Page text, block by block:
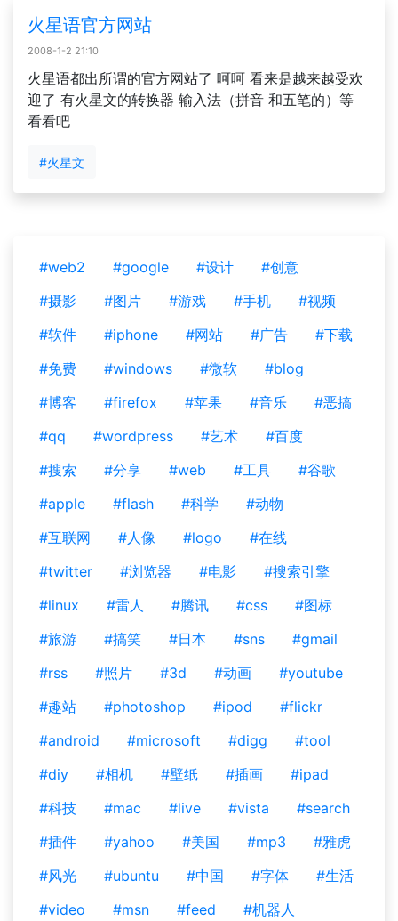
火星语官方网站
2008-1-2 21:10
火星语都出所谓的官方网站了 呵呵 看来是越来越受欢
迎了 有火星文的转换器 输入法（拼音 和五笔的）等
看看吧
#火星文
#web2 #google #设计
#创意
#摄影
#图片 #游戏 #手机
#视频
#软件
#iphone #网站 #广告
#下载
#免费
#windows #微软
#blog
#博客
#firefox #苹果 #音乐
#恶搞
#qq
#wordpress #艺术
#百度
#搜索
#分享 #web #工具
#谷歌
#apple
#flash #科学
#动物
#互联网
#人像 #logo
#在线
#twitter
#浏览器 #电影
#搜索引擎
#linux
#雷人 #腾讯 #css
#图标
#旅游
#搞笑 #日本 #sns
#gmail
#rss
#照片 #3d #动画
#youtube
#趣站
#photoshop #ipod
#flickr
#android
#microsoft #digg
#tool
#diy
#相机 #壁纸 #插画
#ipad
#科技
#mac #live #vista
#search
#插件
#yahoo #美国 #mp3
#雅虎
#风光
#ubuntu #中国 #字体
#生活
#video
#msn #feed
#机器人